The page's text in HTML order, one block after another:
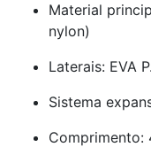
Material
nylon)
Laterais: EVA
Sistema
Comprimento: